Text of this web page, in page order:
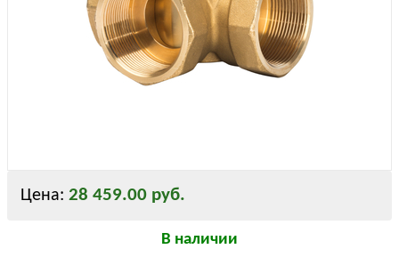
Цена: 28 459.00 руб.
В наличии